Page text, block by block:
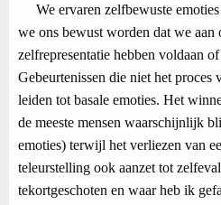
We ervaren zelfbewuste emoties
we ons bewust worden dat we aan
zelfrepresentatie hebben voldaan
Gebeurtenissen die niet het proces
leiden tot basale emoties. Het
de meeste mensen waarschijnlijk
emoties) terwijl het verliezen van
teleurstelling ook aanzet tot
tekortgeschoten en waar heb ik